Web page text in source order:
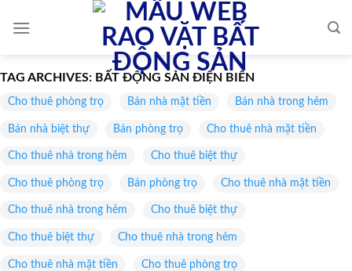
TAG ARCHIVES: BẤT ĐỘNG SẢN ĐIỆN BIÊN
Cho thuê phòng trọ Bán nhà mặt tiền Bán nhà trong hẻm
Bán nhà biệt thự Bán phòng trọ Cho thuê nhà mặt tiền
Cho thuê nhà trong hẻm Cho thuê biệt thự
Cho thuê phòng trọ Bán phòng trọ Cho thuê nhà mặt tiền
Cho thuê nhà trong hẻm Cho thuê biệt thự
Cho thuê biệt thự Cho thuê nhà trong hẻm
Cho thuê nhà mặt tiền Cho thuê phòng trọ